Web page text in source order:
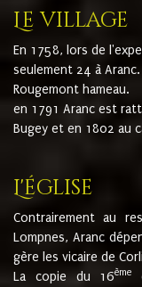
Le village
En 1758, lors de
seulement 24 à
Rougemont hameau.
en 1791 Aranc est
Bugey et en 1802 au
L'église
Contrairement au
Lompnes, Aranc
gère les vicaire de
La copie du 16ème